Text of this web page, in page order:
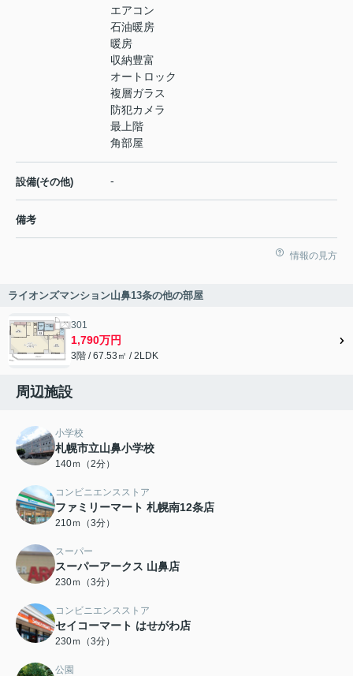
エアコン
石油暖房
暖房
収納豊富
オートロック
複層ガラス
防犯カメラ
最上階
角部屋
設備(その他) -
備考
情報の見方
ライオンズマンション山鼻13条の他の部屋
301
1,790万円
3階 / 67.53㎡ / 2LDK
周辺施設
小学校
札幌市立山鼻小学校
140ｍ（2分）
コンビニエンスストア
ファミリーマート 札幌南12条店
210ｍ（3分）
スーパー
スーパーアークス 山鼻店
230ｍ（3分）
コンビニエンスストア
セイコーマート はせがわ店
230ｍ（3分）
公園